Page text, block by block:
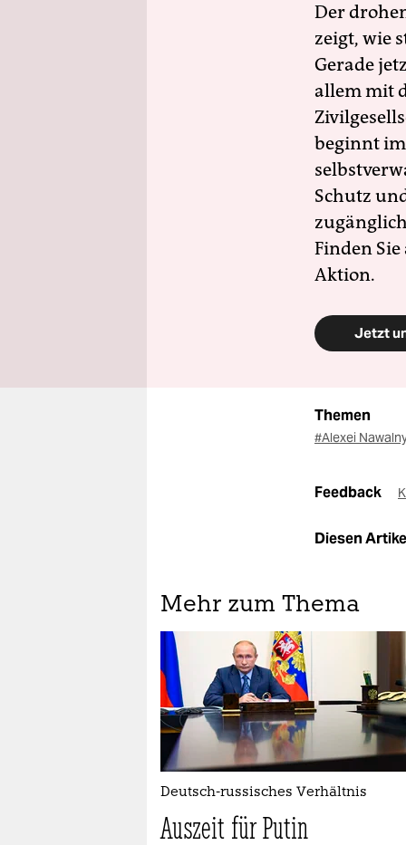
Der
zeigt, wie
Gerade
allem mit
beginnt
Schutz
Finden
Aktion.
Jetzt
Themen
#Alexei
Feedback
Diesen
Mehr zum Thema
Deutsch-russisches Verhältnis
Auszeit für Putin